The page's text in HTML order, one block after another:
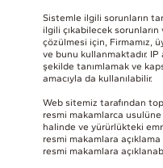
Sistemle ilgili sorunların
ilgili çıkabilecek sorunların
çözülmesi için, Firmamız,
ve bunu kullanmaktadır. IP
şekilde tanımlamak ve
amacıyla da kullanılabilir.
Web sitemiz tarafından
resmi makamlarca
halinde ve yürürlükteki
resmi makamlara
resmi makamlara